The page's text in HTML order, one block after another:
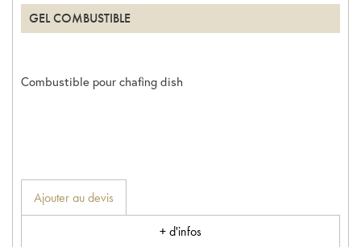
GEL COMBUSTIBLE
Combustible pour chafing dish
Ajouter au devis
+ d'infos